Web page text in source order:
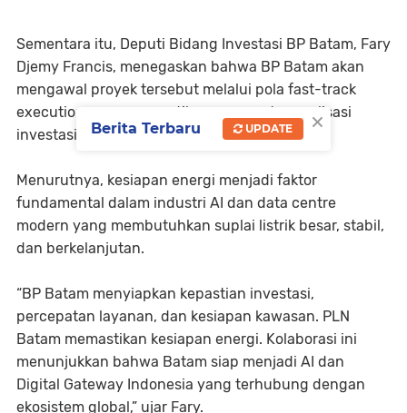
Sementara itu, Deputi Bidang Investasi BP Batam, Fary
Djemy Francis, menegaskan bahwa BP Batam akan
mengawal proyek tersebut melalui pola fast-track
execution guna memastikan percepatan realisasi
investasi.
Menurutnya, kesiapan energi menjadi faktor
fundamental dalam industri AI dan data centre
modern yang membutuhkan suplai listrik besar, stabil,
dan berkelanjutan.
“BP Batam menyiapkan kepastian investasi,
percepatan layanan, dan kesiapan kawasan. PLN
Batam memastikan kesiapan energi. Kolaborasi ini
menunjukkan bahwa Batam siap menjadi AI dan
Digital Gateway Indonesia yang terhubung dengan
ekosistem global,” ujar Fary.
×
Berita Terbaru UPDATE